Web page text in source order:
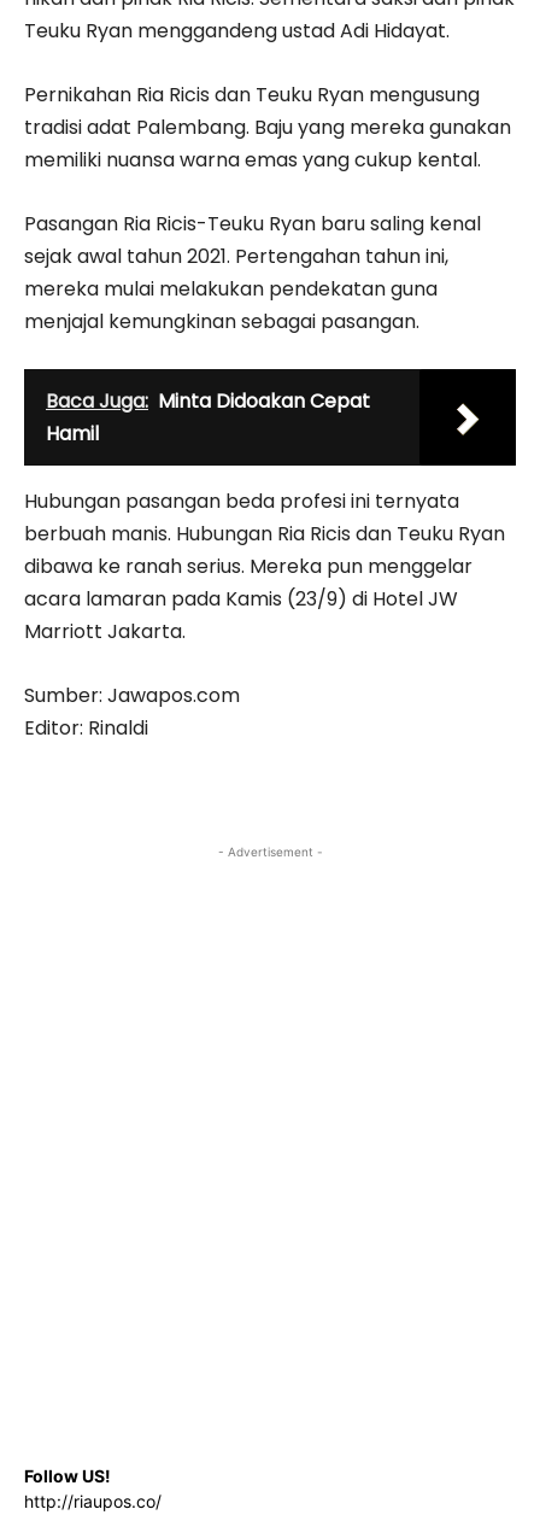
Teuku Ryan menggandeng ustad Adi Hidayat.
Pernikahan Ria Ricis dan Teuku Ryan mengusung
tradisi adat Palembang. Baju yang mereka gunakan
memiliki nuansa warna emas yang cukup kental.
Pasangan Ria Ricis-Teuku Ryan baru saling kenal
sejak awal tahun 2021. Pertengahan tahun ini,
mereka mulai melakukan pendekatan guna
menjajal kemungkinan sebagai pasangan.
Baca Juga: Minta Didoakan Cepat
Hamil
Hubungan pasangan beda profesi ini ternyata
berbuah manis. Hubungan Ria Ricis dan Teuku Ryan
dibawa ke ranah serius. Mereka pun menggelar
acara lamaran pada Kamis (23/9) di Hotel JW
Marriott Jakarta.
Sumber: Jawapos.com
Editor: Rinaldi
- Advertisement -
Follow US!
http://riaupos.co/